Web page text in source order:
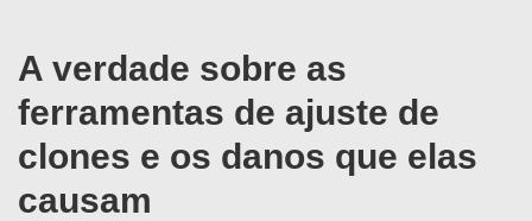
A verdade sobre as
ferramentas de ajuste de
clones e os danos que elas
causam